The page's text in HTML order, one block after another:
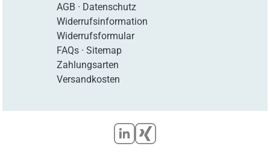
AGB · Datenschutz
Widerrufsinformation
Widerrufsformular
FAQs· Sitemap
Zahlungsarten
Versandkosten